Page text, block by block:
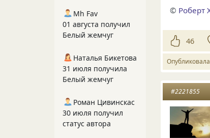
© Роберт
46
Опубликовала
#2221855
Mh Fav
01 августа получил
Белый жемчуг
Наталья Бикетова
31 июля получила
Белый жемчуг
Роман Цивинскас
30 июля получил
статус автора